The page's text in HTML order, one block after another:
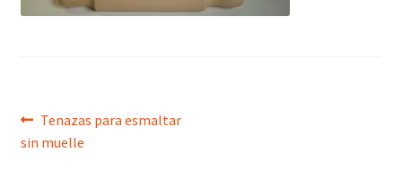
Navegación
de
Anterior:
Tenazas para esmaltar
sin muelle